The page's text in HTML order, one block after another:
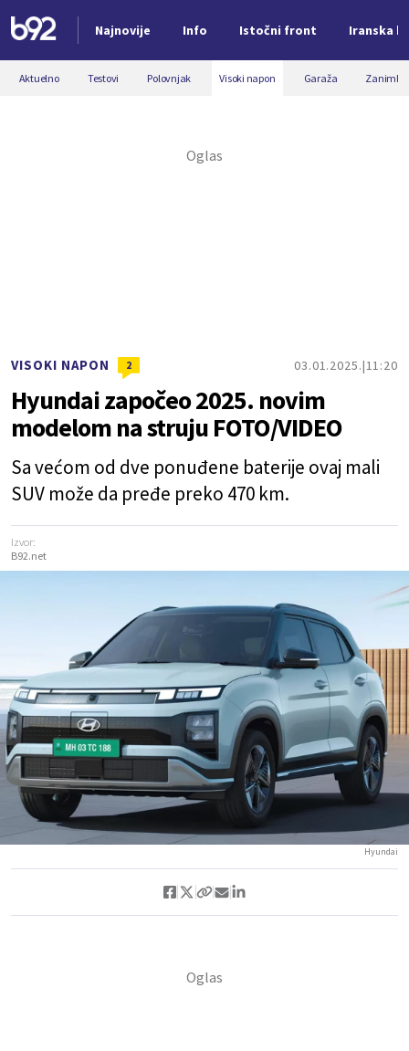
Najnovije Info Istočni front Iranska
Nova vest
Aktuelno Testovi Polovnjak Visoki napon Garaža
VISOKI NAPON 2 03.01.2025. 11:20
Hyundai započeo 2025. novim
modelom na struju FOTO/VIDEO
Sa većom od dve ponuđene baterije ovaj mali
SUV može da pređe preko 470 km.
Izvor:
B92.net
Hyundai